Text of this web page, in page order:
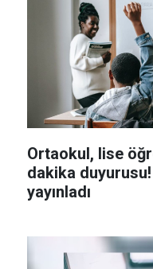
Ortaokul, lise
dakika
yayınladı